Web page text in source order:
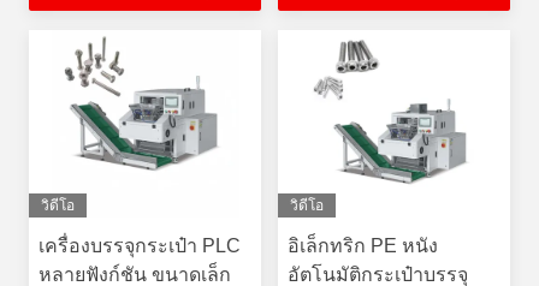
วิดีโอ
เครื่องบรรจุกระเป๋า PLC
หลายฟังก์ชัน ขนาดเล็ก
วิดีโอ
อิเล็กทริก PE หนัง
อัตโนมัติกระเป๋าบรรจุ